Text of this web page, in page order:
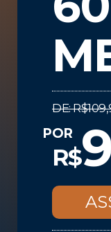
DE:
R$
POR